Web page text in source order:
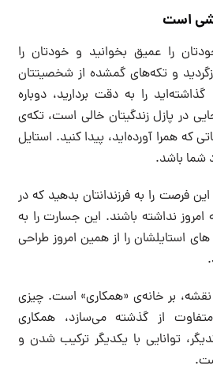
است
را عمیق بخوانید و خودتان را
و تکه‌های گمشده از شخصیتتان
را به دقت بردارید، دوباره
در پازل زندگیتان خالی است، تکه‌ی
که همرا آورده‌اید، پیدا کنید. استایل
شما باشد.
فرصت را به فرزندانتان بدهید که در
امروز نداشته باشند. این جسارت را به
استایلشان را از همین امروز طراحی
بر خانه‌ی «همکاری» است. چیزی
از گذشته می‌سازد، همکاری
توانایی با یکدیگر ترکیب شدن و